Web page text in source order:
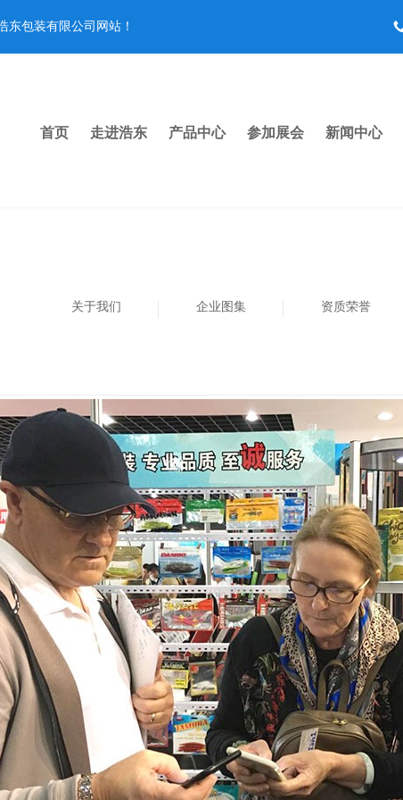
东包装有限公司网站！
首页 走进浩东 产品中心 参加展会 新闻中心
关于我们 企业图集 资质荣誉